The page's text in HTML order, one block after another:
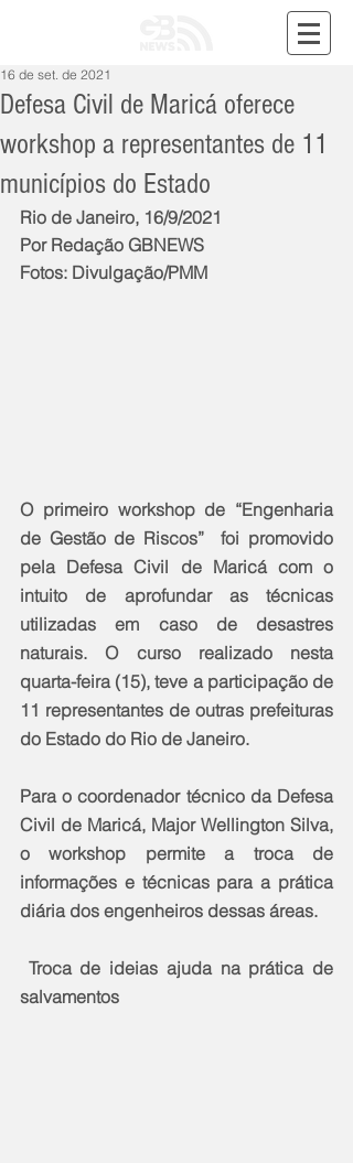
Defesa Civil de Maricá oferece
workshop a representantes de 11
municípios do Estado
16 de set. de 2021
Rio de Janeiro, 16/9/2021
Por Redação GBNEWS
Fotos: Divulgação/PMM
O primeiro workshop de “Engenharia
de Gestão de Riscos”  foi promovido
pela Defesa Civil de Maricá com o
intuito de aprofundar as técnicas
utilizadas em caso de desastres
naturais. O curso realizado nesta
quarta-feira (15), teve a participação de
11 representantes de outras prefeituras
do Estado do Rio de Janeiro.
Para o coordenador técnico da Defesa
Civil de Maricá, Major Wellington Silva,
o workshop permite a troca de
informações e técnicas para a prática
diária dos engenheiros dessas áreas.
salvamentos